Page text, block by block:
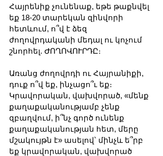
Հայրենիք չունենաք, եթե թաքնվել
եք 18-20 տարեկան զինվորի
հետևում, ո՞վ է ձեզ
ժողովրդականի մեդալ ու կոչում
շնորհել. ԺՈՂՈՎՈՒՐԴԸ։
Առանց ժողովրդի ու Հայրանիքի,
դուք ո՞վ եք, ինչացո՞ւ եք։
Կրավորական, վախվորած, «մենք
քաղաքականությամբ չենք
զբաղվում, ի՞նչ գործ ունենք
քաղաքականության հետ, մերը
մշակույթն է» ասելով՝ մինչև ե՞րբ
եք կրավորական, վախվորած